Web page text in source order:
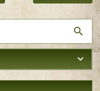

keyboard_arrow_down